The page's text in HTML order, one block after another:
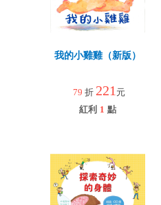
我的小雞雞（新版）
79 折 221 元
紅利 1 點